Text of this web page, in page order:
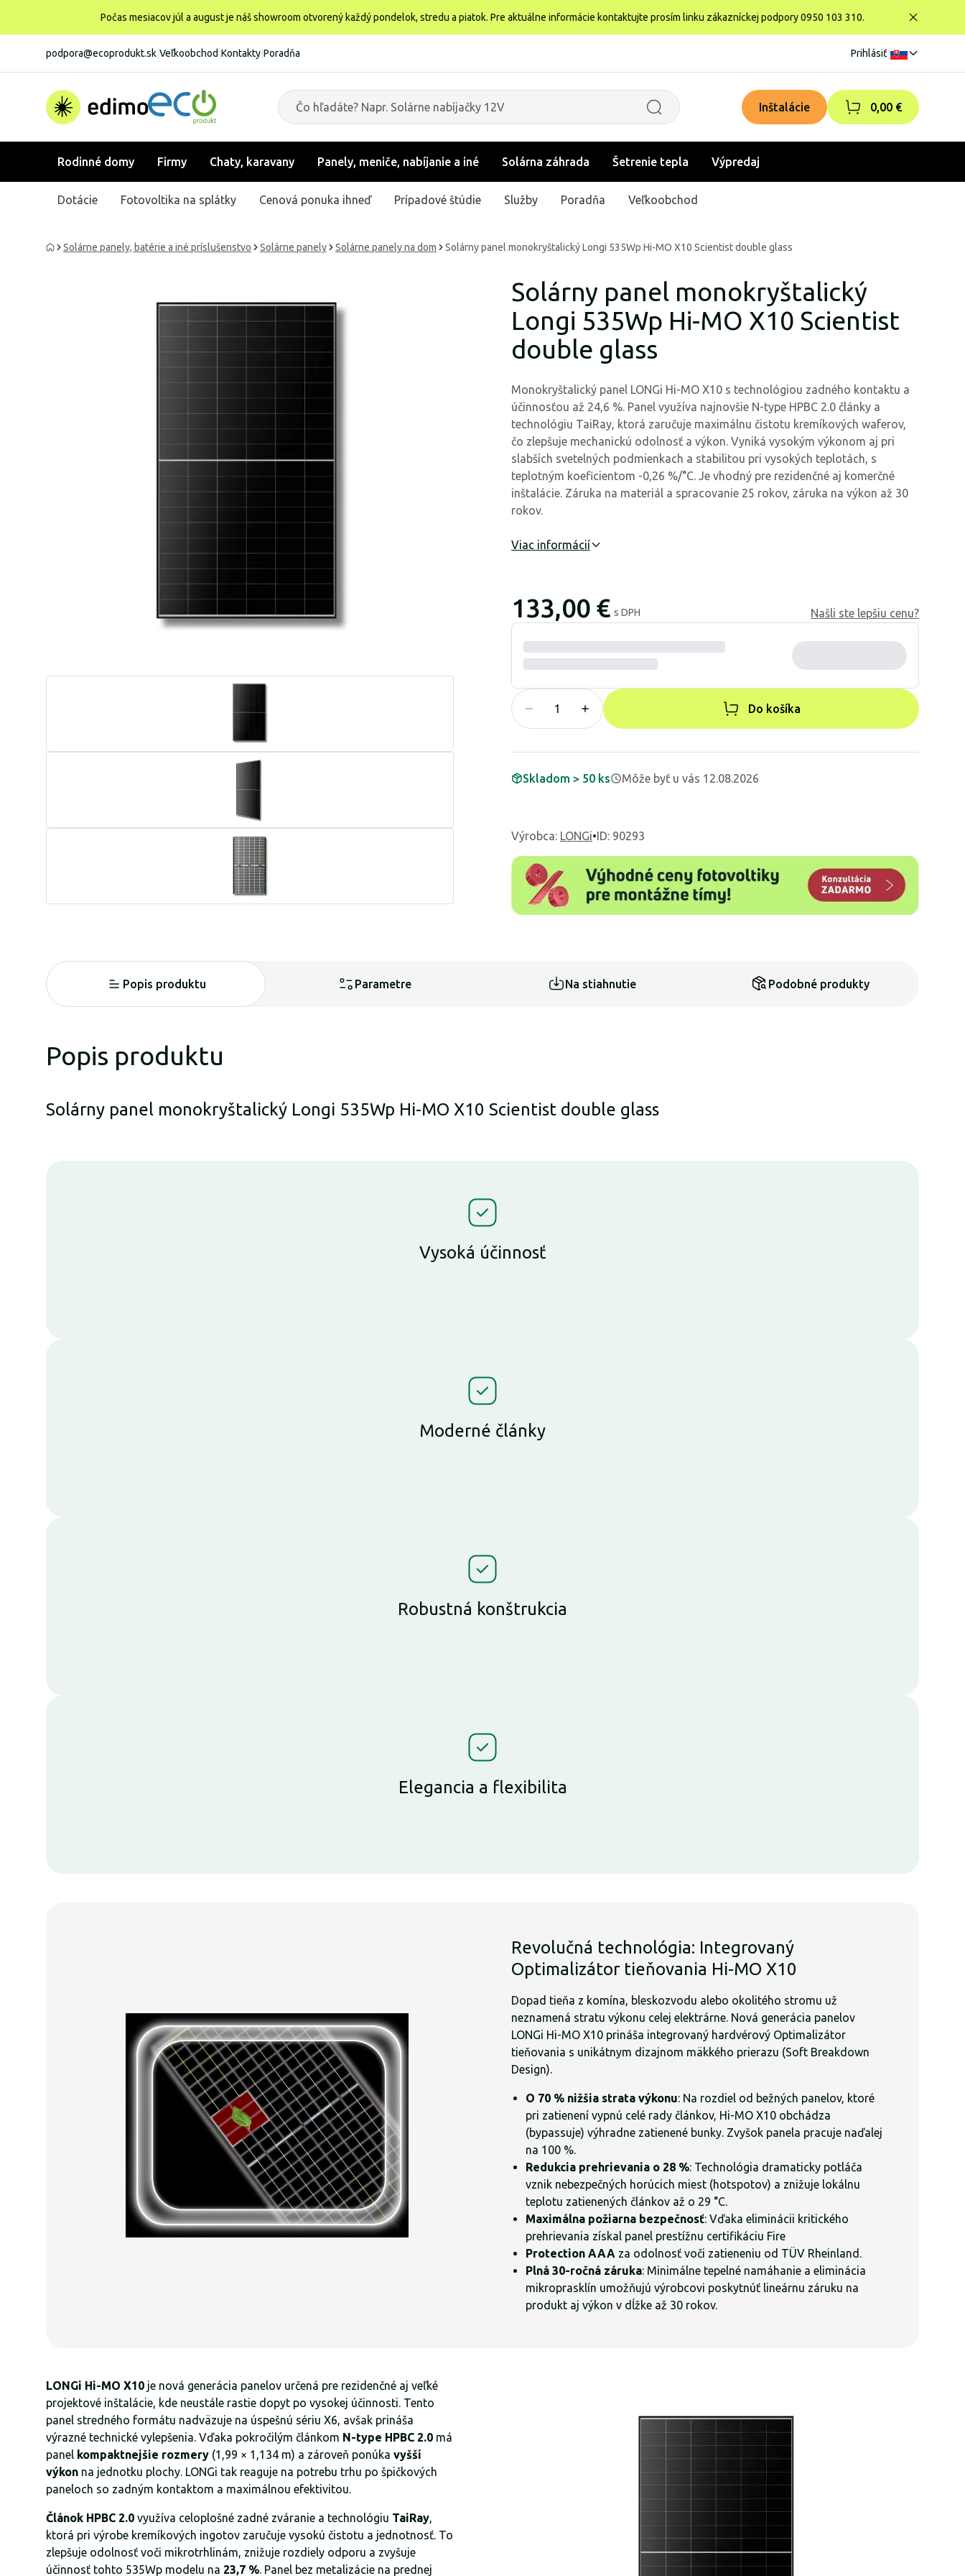
Počas mesiacov júl a august je náš showroom otvorený každý pondelok, stredu a piatok. Pre aktuálne informácie kontaktujte prosím linku zákazníckej podpory 0950 103 310.
podpora@ecoprodukt.sk Veľkoobchod Kontakty Poradňa Prihlásiť
Inštalácie 0,00 €
Rodinné domy Firmy Chaty, karavany Panely, meniče, nabíjanie a iné Solárna záhrada Šetrenie tepla Výpredaj
Dotácie Fotovoltika na splátky Cenová ponuka ihneď Prípadové štúdie Služby Poradňa Veľkoobchod
Solárne panely, batérie a iné príslušenstvo Solárne panely Solárne panely na dom Solárny panel monokryštalický Longi 535Wp Hi-MO X10 Scientist double glass
Solárny panel monokryštalický
Longi 535Wp Hi-MO X10 Scientist
double glass
Monokryštalický panel LONGi Hi-MO X10 s technológiou zadného kontaktu a
účinnosťou až 24,6 %. Panel využíva najnovšie N-type HPBC 2.0 články a
technológiu TaiRay, ktorá zaručuje maximálnu čistotu kremíkových waferov,
čo zlepšuje mechanickú odolnosť a výkon. Vyniká vysokým výkonom aj pri
slabších svetelných podmienkach a stabilitou pri vysokých teplotách, s
teplotným koeficientom -0,26 %/°C. Je vhodný pre rezidenčné aj komerčné
inštalácie. Záruka na materiál a spracovanie 25 rokov, záruka na výkon až 30
rokov.
Viac informácií
133,00 € s DPH Našli ste lepšiu cenu?
Do košíka
Skladom > 50 ks Môže byť u vás 12.08.2026
Výrobca: LONGi•ID: 90293
Popis produktu Parametre Na stiahnutie Podobné produkty
Popis produktu
Solárny panel monokryštalický Longi 535Wp Hi-MO X10 Scientist double glass
Vysoká účinnosť
Moderné články
Robustná konštrukcia
Elegancia a flexibilita
Revolučná technológia: Integrovaný
Optimalizátor tieňovania Hi-MO X10
Dopad tieňa z komína, bleskozvodu alebo okolitého stromu už
neznamená stratu výkonu celej elektrárne. Nová generácia panelov
LONGi Hi-MO X10 prináša integrovaný hardvérový Optimalizátor
tieňovania s unikátnym dizajnom mäkkého prierazu (Soft Breakdown
Design).
O 70 % nižšia strata výkonu: Na rozdiel od bežných panelov, ktoré
pri zatienení vypnú celé rady článkov, Hi-MO X10 obchádza
(bypassuje) výhradne zatienené bunky. Zvyšok panela pracuje naďalej
na 100 %.
Redukcia prehrievania o 28 %: Technológia dramaticky potláča
vznik nebezpečných horúcich miest (hotspotov) a znižuje lokálnu
teplotu zatienených článkov až o 29 °C.
Maximálna požiarna bezpečnosť: Vďaka eliminácii kritického
prehrievania získal panel prestížnu certifikáciu Fire
Protection AAA za odolnosť voči zatieneniu od TÜV Rheinland.
Plná 30-ročná záruka: Minimálne tepelné namáhanie a eliminácia
mikroprasklín umožňujú výrobcovi poskytnúť lineárnu záruku na
produkt aj výkon v dĺžke až 30 rokov.
LONGi Hi-MO X10 je nová generácia panelov určená pre rezidenčné aj veľké
projektové inštalácie, kde neustále rastie dopyt po vysokej účinnosti. Tento
panel stredného formátu nadväzuje na úspešnú sériu X6, avšak prináša
výrazné technické vylepšenia. Vďaka pokročilým článkom N-type HPBC 2.0 má
panel kompaktnejšie rozmery (1,99 × 1,134 m) a zároveň ponúka vyšší
výkon na jednotku plochy. LONGi tak reaguje na potrebu trhu po špičkových
paneloch so zadným kontaktom a maximálnou efektivitou.
Článok HPBC 2.0 využíva celoplošné zadné zváranie a technológiu TaiRay
ktorá pri výrobe kremíkových ingotov zaručuje vysokú čistotu a jednotnosť. To
zlepšuje odolnosť voči mikrotrhlinám, znižuje rozdiely odporu a zvyšuje
účinnosť tohto 535Wp modelu na 23,7 % . Panel bez metalizácie na prednej